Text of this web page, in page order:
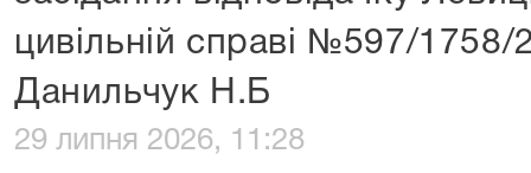
цивільній справі №597/
Данильчук Н.Б
29 липня 2026, 11:28